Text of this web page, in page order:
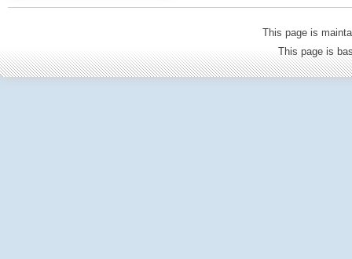
This page is
This page is